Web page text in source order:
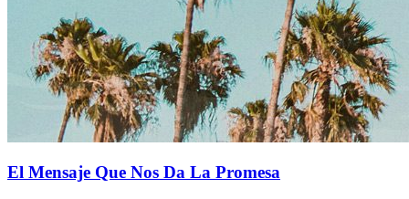
El Mensaje Que Nos Da La Promesa